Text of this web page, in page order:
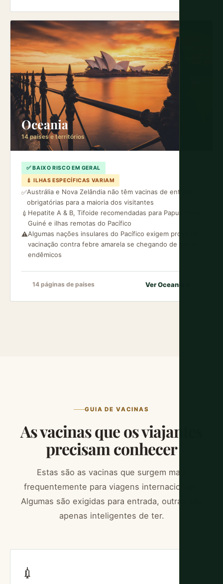
Oceania
14 países e territórios
✅ BAIXO RISCO EM GERAL
💉 ILHAS ESPECÍFICAS VARIAM
✅Austrália e Nova Zelândia não têm vacinas de entrada
obrigatórias para a maioria dos visitantes
💉 Hepatite A & B, Tifoide recomendadas para Papua Nova
Guiné e ilhas remotas do Pacífico
⚠️Algumas nações insulares do Pacífico exigem prova de
vacinação contra febre amarela se chegando de países
endêmicos
14 páginas de países Ver Oceania
GUIA DE VACINAS
As vacinas que os viajantes
precisam conhecer
Estas são as vacinas que surgem mais
frequentemente para viagens internacionais.
Algumas são exigidas para entrada, outras são
apenas inteligentes de ter.
💉